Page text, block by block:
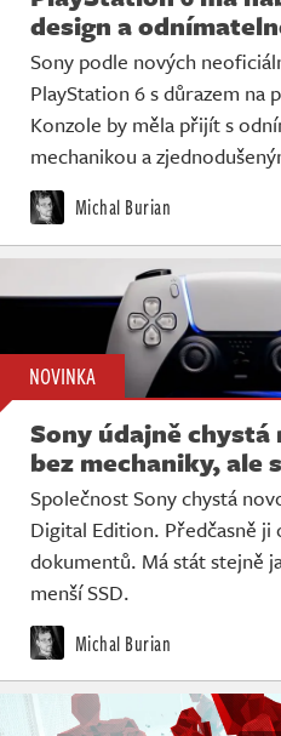
design a
Sony podle nových
PlayStation 6 s důrazem na
Konzole by měla přijít s
mechanikou a
Michal Burian
NOVINKA
Sony údajně chystá
bez mechaniky, ale
Společnost Sony chystá
Digital Edition. Předčasně
dokumentů. Má stát stejně
menší SSD.
Michal Burian